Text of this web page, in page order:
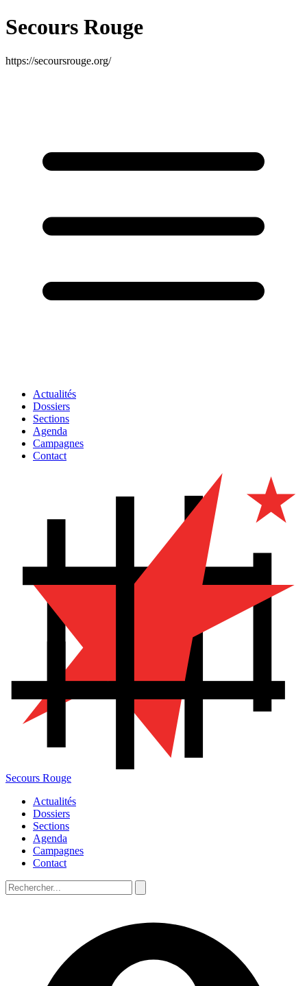
Secours Rouge
https://secoursrouge.org/
Actualités
Dossiers
Sections
Agenda
Campagnes
Contact
Secours Rouge
Actualités
Dossiers
Sections
Agenda
Campagnes
Contact